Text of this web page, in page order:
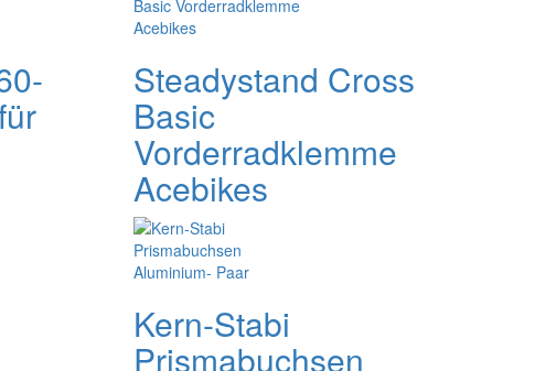
Steadystand Cross
Basic
Vorderradklemme
Acebikes
Kern-Stabi
Prismabuchsen